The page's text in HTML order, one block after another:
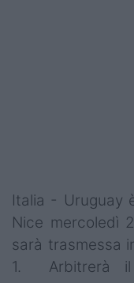
Italia - Uruguay
Nice mercoledì
sarà trasmessa
1. Arbitrerà il